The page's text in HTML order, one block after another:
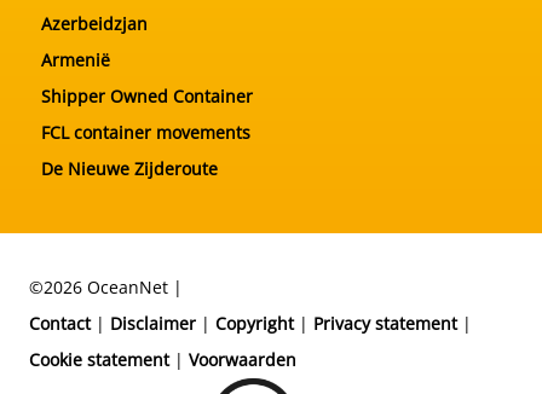
Azerbeidzjan
Armenië
Shipper Owned Container
FCL container movements
De Nieuwe Zijderoute
©2026 OceanNet |
Contact| Disclaimer | Copyright| Privacy statement|
Cookie statement| Voorwaarden